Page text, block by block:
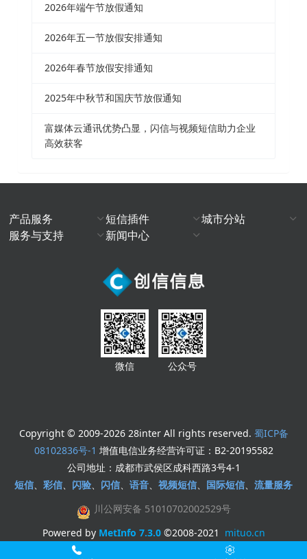
2026年端午节放假通知
2026年五一节放假安排通知
2026年春节放假安排通知
2025年中秋节和国庆节放假通知
富媒体云通讯优势凸显，闪信与视频短信助力企业
高效获客
产品服务 短信插件
城市分站
服务与支持
新闻中心
微信 公众号
Copyright © 2009-2026 28inter All rights reserved. 蜀ICP备
08102836号-1 增值电信业务经营许可证：B2-20195582
公司地址：成都市武侯区成科西路3号4-1
短信
彩信 闪验 闪信 语音 视频短信 国际短信
流量服务
川公网安备 51010702002529号
Powered by MetInfo 7.3.0©2008-2021 mituo.cn